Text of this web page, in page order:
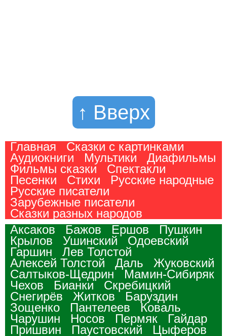
↑ Вверх
Главная
Сказки с картинками
Аудиокниги
Мультики
Диафильмы
Фильмы сказки
Спектакли
Песенки
Стихи
Русские народные
Русские писатели
Зарубежные писатели
Сказки разных народов
Аксаков
Бажов Ершов
Пушкин
Крылов
Ушинский
Одоевский
Гаршин
Лев Толстой
Алексей Толстой
Даль
Жуковский
Салтыков-Щедрин
Мамин-Сибиряк
Чехов
Бианки
Скребицкий
Снегирёв
Житков
Баруздин
Зощенко
Пантелеев
Коваль
Чарушин
Носов Пермяк
Гайдар
Пришвин
Паустовский
Цыферов